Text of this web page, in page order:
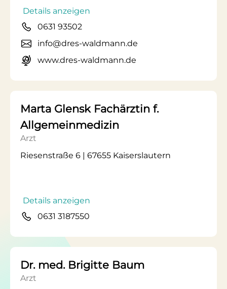
Details anzeigen
0631 93502
info@dres-waldmann.de
www.dres-waldmann.de
Marta Glensk Fachärztin f.
Allgemeinmedizin
Arzt
Riesenstraße 6 | 67655 Kaiserslautern
Details anzeigen
0631 3187550
Dr. med. Brigitte Baum
Arzt